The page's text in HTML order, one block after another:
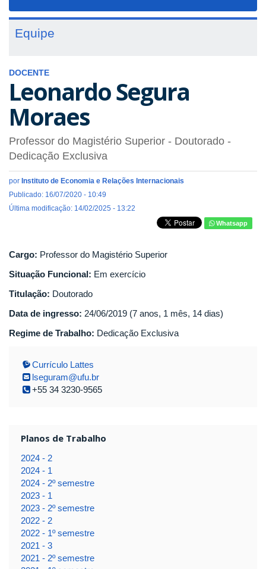
Equipe
DOCENTE
Leonardo Segura
Moraes
Professor do Magistério Superior - Doutorado -
Dedicação Exclusiva
por Instituto de Economia e Relações Internacionais
Publicado: 16/07/2020 - 10:49
Última modificação: 14/02/2025 - 13:22
Whatsapp
Cargo: Professor do Magistério Superior
Situação Funcional: Em exercício
Titulação: Doutorado
Data de ingresso: 24/06/2019 (7 anos, 1 mês, 14 dias)
Regime de Trabalho: Dedicação Exclusiva
Currículo Lattes
lseguram@ufu.br
+55 34 3230-9565
Planos de Trabalho
2024 - 2
2024 - 1
2024 - 2º semestre
2023 - 1
2023 - 2º semestre
2022 - 2
2022 - 1º semestre
2021 - 3
2021 - 2º semestre